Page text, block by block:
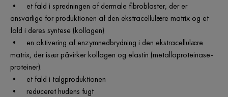
• et fald i spredningen af dermale fibroblaster, der er
ansvarlige for produktionen af den ekstracellulære matrix og et
fald i deres syntese (kollagen)
• en aktivering af enzymnedbrydning i den ekstracellulære
matrix, der især påvirker kollagen og elastin (metalloproteinase-
proteiner).
• et fald i talgproduktionen
• reduceret hudens fugt